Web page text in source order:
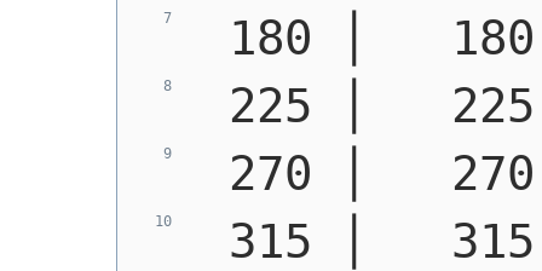
180 │
225 │
270 │
315 │